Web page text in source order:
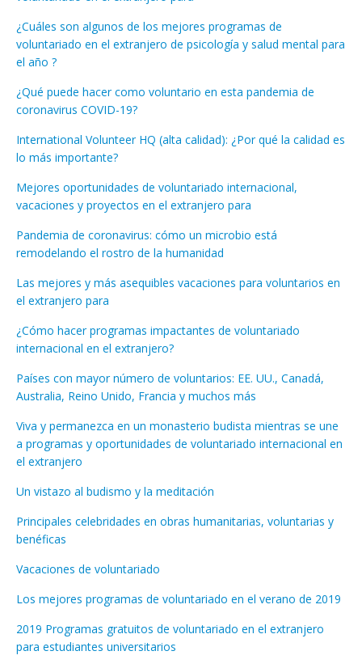
¿Cuáles son algunos de los mejores programas de
voluntariado en el extranjero de psicología y salud mental para
el año ?
¿Qué puede hacer como voluntario en esta pandemia de
coronavirus COVID-19?
International Volunteer HQ (alta calidad): ¿Por qué la calidad es
lo más importante?
Mejores oportunidades de voluntariado internacional,
vacaciones y proyectos en el extranjero para
Pandemia de coronavirus: cómo un microbio está
remodelando el rostro de la humanidad
Las mejores y más asequibles vacaciones para voluntarios en
el extranjero para
¿Cómo hacer programas impactantes de voluntariado
internacional en el extranjero?
Países con mayor número de voluntarios: EE. UU., Canadá,
Australia, Reino Unido, Francia y muchos más
Viva y permanezca en un monasterio budista mientras se une
a programas y oportunidades de voluntariado internacional en
el extranjero
Un vistazo al budismo y la meditación
Principales celebridades en obras humanitarias, voluntarias y
benéficas
Vacaciones de voluntariado
Los mejores programas de voluntariado en el verano de 2019
2019 Programas gratuitos de voluntariado en el extranjero
para estudiantes universitarios